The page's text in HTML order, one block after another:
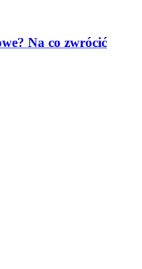
Na co zwrócić